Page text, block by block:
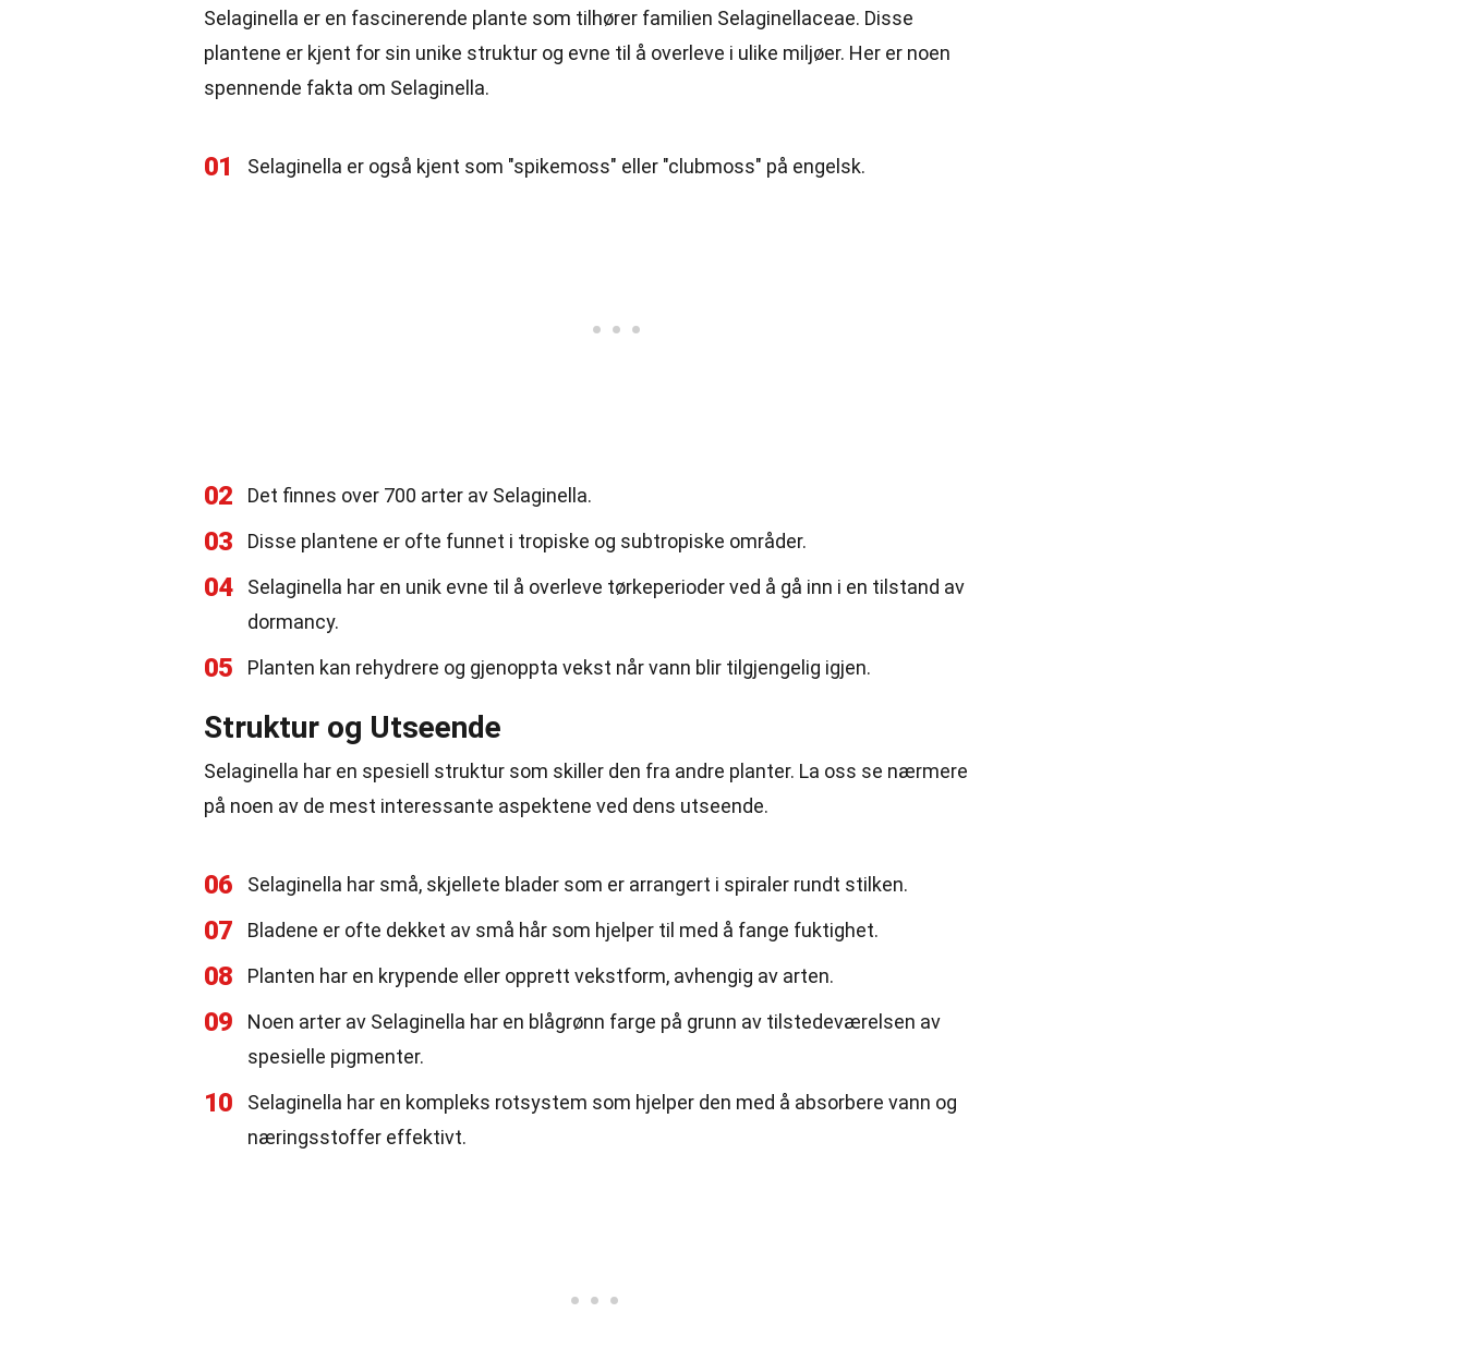
Selaginella er en fascinerende plante som tilhører familien Selaginellaceae. Disse
plantene er kjent for sin unike struktur og evne til å overleve i ulike miljøer. Her er noen
spennende fakta om Selaginella.
01 Selaginella er også kjent som "spikemoss" eller "clubmoss" på engelsk.
02 Det finnes over 700 arter av Selaginella.
03 Disse plantene er ofte funnet i tropiske og subtropiske områder.
04
Selaginella har en unik evne til å overleve tørkeperioder ved å gå inn i en tilstand av
dormancy.
05 Planten kan rehydrere og gjenoppta vekst når vann blir tilgjengelig igjen.
Struktur og Utseende
Selaginella har en spesiell struktur som skiller den fra andre planter. La oss se nærmere
på noen av de mest interessante aspektene ved dens utseende.
06 Selaginella har små, skjellete blader som er arrangert i spiraler rundt stilken.
07 Bladene er ofte dekket av små hår som hjelper til med å fange fuktighet.
08 Planten har en krypende eller opprett vekstform, avhengig av arten.
09
Noen arter av Selaginella har en blågrønn farge på grunn av tilstedeværelsen av
spesielle pigmenter.
10
Selaginella har en kompleks rotsystem som hjelper den med å absorbere vann og
næringsstoffer effektivt.